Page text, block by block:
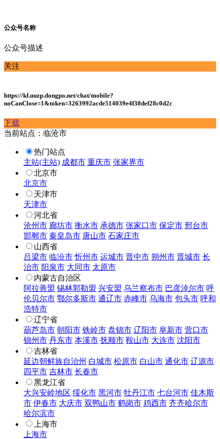
公众号名称
公众号描述
关注
https://kf.uuzp.dongpo.net/chat/mobile?
noCanClose=1&token=3263992acde514039e4f38def28c0d2c
下载
当前站点：临沧市
热门站点
主站(主站) 成都市 重庆市 张家界市
北京市
北京市
天津市
天津市
河北省
沧州市 廊坊市 衡水市 承德市 张家口市 保定市 邢台市
邯郸市 秦皇岛市 唐山市 石家庄市
山西省
吕梁市 临汾市 忻州市 运城市 晋中市 朔州市 晋城市 长
治市 阳泉市 大同市 太原市
内蒙古自治区
阿拉善盟 锡林郭勒盟 兴安盟 乌兰察布市 巴彦淖尔市 呼
伦贝尔市 鄂尔多斯市 通辽市 赤峰市 乌海市 包头市 呼和
浩特市
辽宁省
葫芦岛市 朝阳市 铁岭市 盘锦市 辽阳市 阜新市 营口市
锦州市 丹东市 本溪市 抚顺市 鞍山市 大连市 沈阳市
吉林省
延边朝鲜族自治州 白城市 松原市 白山市 通化市 辽源市
四平市 吉林市 长春市
黑龙江省
大兴安岭地区 绥化市 黑河市 牡丹江市 七台河市 佳木斯
市 伊春市 大庆市 双鸭山市 鹤岗市 鸡西市 齐齐哈尔市
哈尔滨市
上海市
上海市